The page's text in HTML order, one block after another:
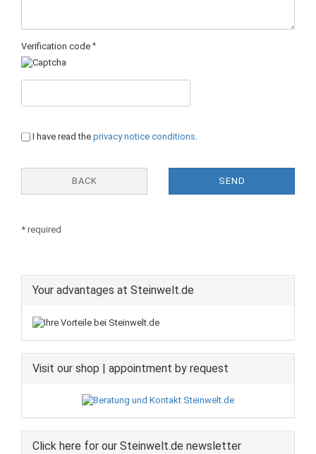
Verification code
PRIVACY
I have read the privacy notice conditions.
BACK SEND
* required
Your advantages at Steinwelt.de
Visit our shop | appointment by request
Click here for our Steinwelt.de newsletter